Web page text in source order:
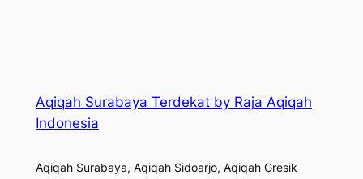
Aqiqah Surabaya Terdekat by Raja Aqiqah
Indonesia
Aqiqah Surabaya, Aqiqah Sidoarjo, Aqiqah Gresik